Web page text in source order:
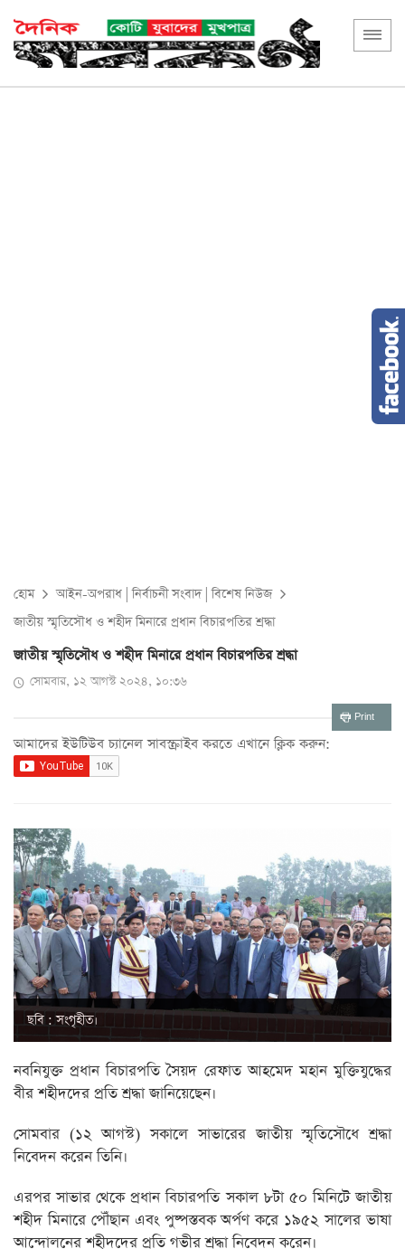
হোম আইন-অপরাধ |নির্বাচনী সংবাদ|বিশেষ নিউজ
জাতীয় স্মৃতিসৌধ ও শহীদ মিনারে প্রধান বিচারপতির শ্রদ্ধা
জাতীয় স্মৃতিসৌধ ও শহীদ মিনারে প্রধান বিচারপতির শ্রদ্ধা
সোমবার, ১২ আগস্ট ২০২৪, ১০:৩৬
Print
আমাদের ইউটিউব চ্যানেল সাবস্ক্রাইব করতে এখানে ক্লিক করুন:
ছবি : সংগৃহীত।
নবনিযুক্ত প্রধান বিচারপতি সৈয়দ রেফাত আহমেদ মহান মুক্তিযুদ্ধের
বীর শহীদদের প্রতি শ্রদ্ধা জানিয়েছেন।
সোমবার (১২ আগস্ট) সকালে সাভারের জাতীয় স্মৃতিসৌধে শ্রদ্ধা
নিবেদন করেন তিনি।
এরপর সাভার থেকে প্রধান বিচারপতি সকাল ৮টা ৫০ মিনিটে জাতীয়
শহীদ মিনারে পৌঁছান এবং পুষ্পস্তবক অর্পণ করে ১৯৫২ সালের ভাষা
আন্দোলনের শহীদদের প্রতি গভীর শ্রদ্ধা নিবেদন করেন।